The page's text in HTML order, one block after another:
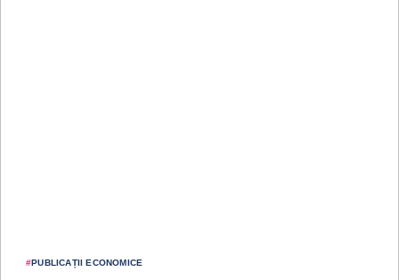
#PUBLICAȚII ECONOMICE